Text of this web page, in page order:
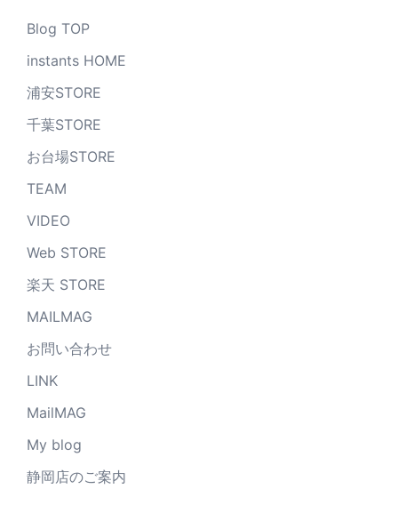
Blog TOP
instants HOME
浦安STORE
千葉STORE
お台場STORE
TEAM
VIDEO
Web STORE
楽天 STORE
MAILMAG
お問い合わせ
LINK
MailMAG
My blog
静岡店のご案内